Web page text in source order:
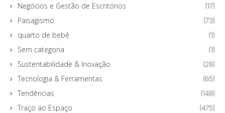
Negócios e Gestão de Escritórios (17)
Paisagismo (73)
quarto de bebê (1)
Sem categoria (1)
Sustentabilidade & Inovação (28)
Tecnologia & Ferramentas (65)
Tendências (149)
Traço ao Espaço (475)